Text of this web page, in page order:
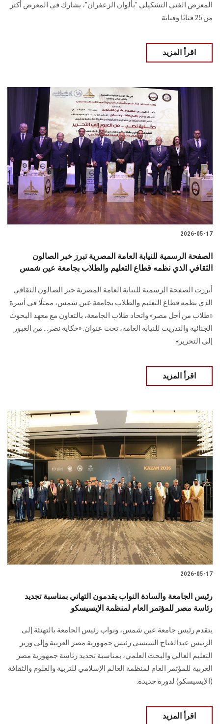
سجل الان
المعرض الفني التشكيلي "بألوان الزعفران"، يشارك في المعرض أكثر
من 25 فنانًا وفنانة
اقرأ المزيد
2026-05-17
الصفحة الرسمية للنيابة العامة المصرية تبرز خبر الصالون
الثقافي الذي نظمه قطاع التعليم والطلاب بجامعة عين شمس
أبرزت الصفحة الرسمية للنيابة العامة المصرية خبر الصالون الثقافي
الذي نظمه قطاع التعليم والطلاب بجامعة عين شمس، ممثلًا في أسرة
«طلاب من أجل مصر» واتحاد طلاب الجامعة، بالتعاون مع معهد البحوث
الجنائية والتدريب للنيابة العامة، تحت عنوان: «حكاية نصر… من العبور
إلى التحرير».
اقرأ المزيد
2026-05-17
رئيس الجامعة والسادة النواب يقدمون التهاني بمناسبة تجديد
رئاسة مصر للمؤتمر العام لمنظمة الإيسيسكو
يتقدم رئيس جامعة عين شمس، ونواب رئيس الجامعة بالتهنئة إلى
الرئيس عبدالفتاح السيسي رئيس جمهورية مصر العربية وإلى وزير
التعليم العالي والبحث العلمي، بمناسبة تجديد رئاسة جمهورية مصر
العربية للمؤتمر العام لمنظمة العالم الإسلامي للتربية والعلوم والثقافة
(الإيسيسكو) لدورة جديدة.
اقرأ المزيد